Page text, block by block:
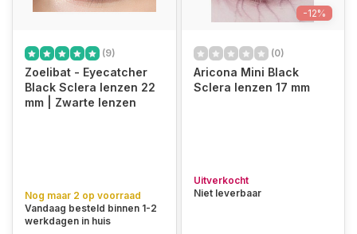
(9)
Zoelibat - Eyecatcher
Black Sclera lenzen 22
mm | Zwarte lenzen
Nog maar 2 op voorraad
Vandaag besteld binnen 1-2
werkdagen in huis
-12%
(0)
Aricona Mini Black
Sclera lenzen 17 mm
Uitverkocht
Niet leverbaar